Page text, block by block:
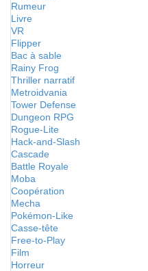
Rumeur
Livre
VR
Flipper
Bac à sable
Rainy Frog
Thriller narratif
Metroidvania
Tower Defense
Dungeon RPG
Rogue-Lite
Hack-and-Slash
Cascade
Battle Royale
Moba
Coopération
Mecha
Pokémon-Like
Casse-tête
Free-to-Play
Film
Horreur